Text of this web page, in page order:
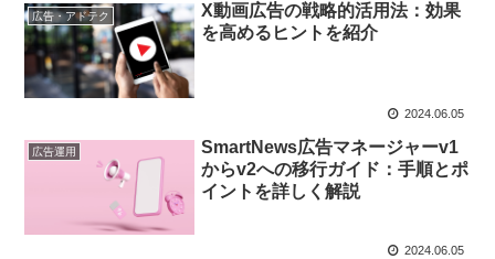
広告・アドテク
X動画広告の戦略的活用法：効果
を高めるヒントを紹介
2024.06.05
広告運用
SmartNews広告マネージャーv1
からv2への移行ガイド：手順とポ
イントを詳しく解説
2024.06.05